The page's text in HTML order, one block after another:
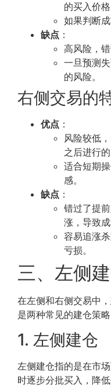
的买入价格
如果判断
缺点 ：
高风险，
一旦预测
的风险。
右侧交易的
优点 ：
风险较低
之后进行的
适合短期
感。
缺点 ：
错过了提
涨，导致成
容易追涨
亏损。
三、左侧
在左侧和右侧交易中
是两种常见的建仓策略
1. 左侧建仓
左侧建仓指的是在市
时逐步分批买入，降